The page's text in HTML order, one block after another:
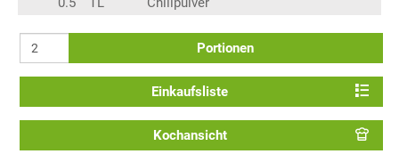
Portionen
Einkaufsliste
Kochansicht